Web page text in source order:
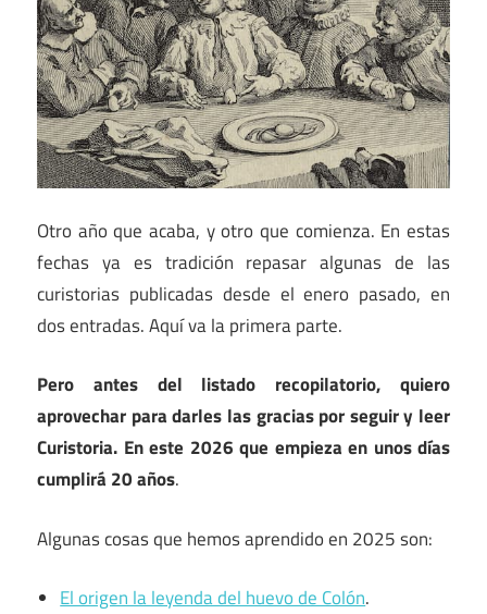
Otro año que acaba, y otro que comienza. En estas
fechas ya es tradición repasar algunas de las
curistorias publicadas desde el enero pasado, en
dos entradas. Aquí va la primera parte.
Pero antes del listado recopilatorio, quiero
aprovechar para darles las gracias por seguir y leer
Curistoria. En este 2026 que empieza en unos días
cumplirá 20 años.
Algunas cosas que hemos aprendido en 2025 son:
El origen la leyenda del huevo de Colón.